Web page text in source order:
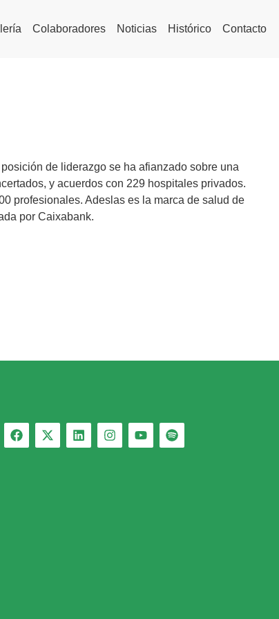
Colaboradores Noticias Histórico Contacto
de liderazgo se ha afianzado sobre una
y acuerdos con 229 hospitales privados.
profesionales. Adeslas es la marca de salud de
por Caixabank.